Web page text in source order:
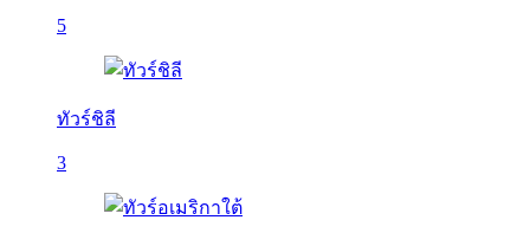
5
ทัวร์ชิลี
3